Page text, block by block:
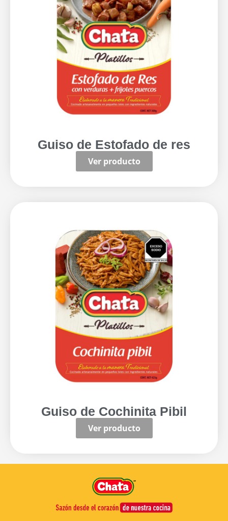
Guiso de Estofado de res
Ver producto
Guiso de Cochinita Pibil
Ver producto